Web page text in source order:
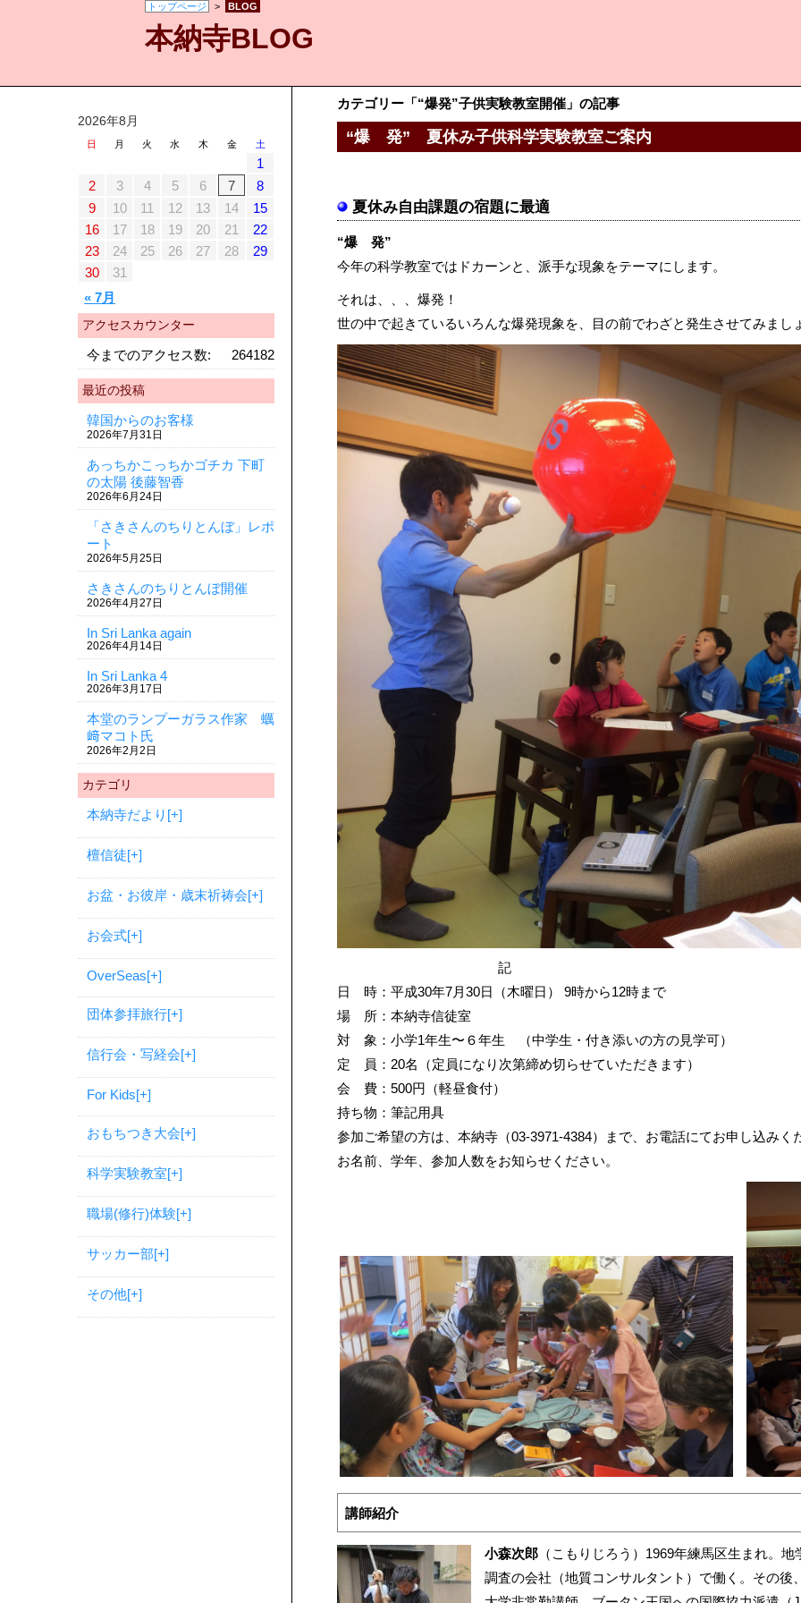
本納寺BLOG
トップページ > BLOG
2026年8月
日 月 火 水 木 金 土
« 7月
1
2
3 4 5 6 7
8
9
10 11 12 13 14
15
16
17 18 19 20 21
22
23
24 25 26 27 28
29
30
31
アクセスカウンター
264182
今までのアクセス数:
最近の投稿
韓国からのお客様
2026年7月31日
あっちかこっちかゴチカ 下町
の太陽 後藤智香
2026年6月24日
「さきさんのちりとんぼ」レポ
ート
2026年5月25日
さきさんのちりとんぼ開催
2026年4月27日
In Sri Lanka again
2026年4月14日
In Sri Lanka 4
2026年3月17日
本堂のランプーガラス作家 蠣
﨑マコト氏
2026年2月2日
カテゴリ
本納寺だより [+]
檀信徒[+]
お盆・お彼岸・歳末祈祷会[+]
お会式[+]
OverSeas[+]
団体参拝旅行[+]
信行会・写経会[+]
For Kids[+]
おもちつき大会[+]
科学実験教室[+]
職場(修行)体験[+]
サッカー部[+]
その他[+]
カテゴリー「“爆発”子供実験教室開催」の記事
“爆 発” 夏休み子供科学実験教室ご案内
夏休み自由課題の宿題に最適
“爆 発”
今年の科学教室ではドカーンと、派手な現象をテーマにします。
それは、、、爆発！
世の中で起きているいろんな爆発現象を、目の前でわざと発生させてみまし
記
日 時：平成30年7月30日（木曜日） 9時から12時まで
場 所：本納寺信徒室
対 象：小学1年生〜６年生 （中学生・付き添いの方の見学可）
定 員：20名（定員になり次第締め切らせていただきます）
会 費：500円（軽昼食付）
持ち物：筆記用具
参加ご希望の方は、本納寺（03-3971-4384）まで、お電話にてお申し込みく
お名前、学年、参加人数をお知らせください。
講師紹介
小森次郎 （こもりじろう）1969年練馬区生まれ。
調査の会社（地質コンサルタント）で働く。その